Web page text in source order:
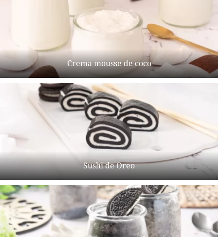
Crema mousse de coco
Sushi de Oreo